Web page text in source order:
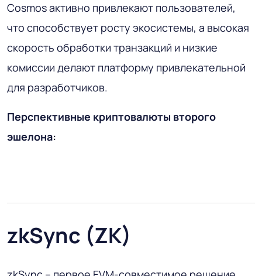
Cosmos активно привлекают пользователей,
что способствует росту экосистемы, а высокая
скорость обработки транзакций и низкие
комиссии делают платформу привлекательной
для разработчиков.
Перспективные криптовалюты второго
эшелона:
zkSync (ZK)